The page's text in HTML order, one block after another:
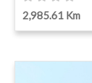
2,985.61 Km